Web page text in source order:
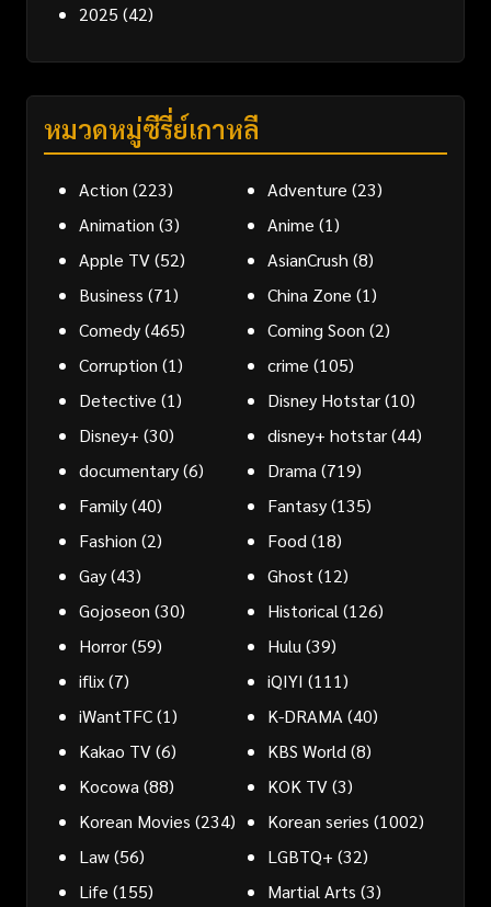
2025 (42)
หมวดหมู่ซีรี่ย์เกาหลี
Action (223) Adventure (23)
Animation (3) Anime (1)
Apple TV(52) AsianCrush (8)
Business (71) China Zone (1)
Comedy(465) Coming Soon (2)
Corruption (1) crime (105)
Detective (1) Disney Hotstar(10)
Disney+ (30) disney+ hotstar(44)
documentary(6) Drama (719)
Family(40) Fantasy(135)
Fashion (2) Food (18)
Gay(43) Ghost (12)
Gojoseon (30) Historical (126)
Horror(59) Hulu (39)
iflix(7) iQIYI (111)
iWantTFC(1) K-DRAMA (40)
Kakao TV(6) KBS World (8)
Kocowa (88) KOK TV(3)
Korean Movies (234) Korean series (1002)
Law(56) LGBTQ+ (32)
Life (155) Martial Arts (3)